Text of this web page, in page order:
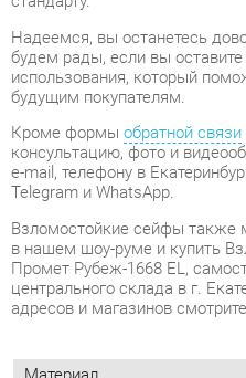
Кроме формы
консультацию, фото и
e-mail, телефону в
Telegram и WhatsApp.
Взломостойкие сейфы также
в нашем шоу-руме и купить
Промет Рубеж-1668 EL,
центрального склада в г.
адресов и магазинов смотрите
Материал
Цвет
Глубина, мм